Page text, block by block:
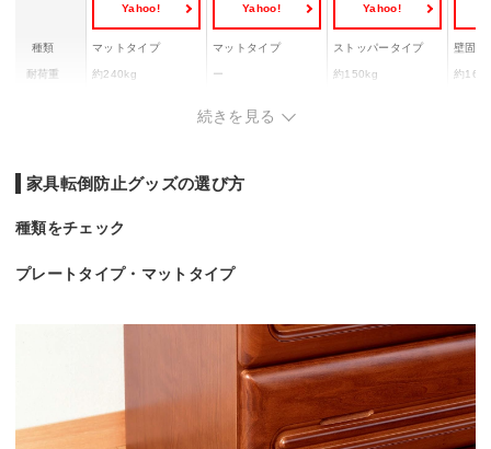
Yahoo! Yahoo! Yahoo!
種類 マットタイプ マットタイプ ストッパータイプ 壁固定
耐荷重 約240kg ー 約150kg 約
ー
続きを見る
家具転倒防止グッズの選び方
種類をチェック
プレートタイプ・マットタイプ